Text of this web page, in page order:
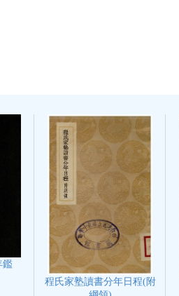
鑑
程氏家塾讀書分年日程(附